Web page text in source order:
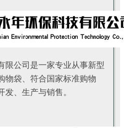
限公司是一家专业从事新型
物袋、符合国家标准购物
、生产与销售。